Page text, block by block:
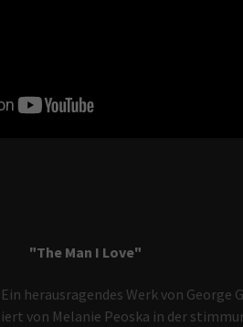
"The Man I Love"
herausragendes Werk von George
von Melanie Peoska in der